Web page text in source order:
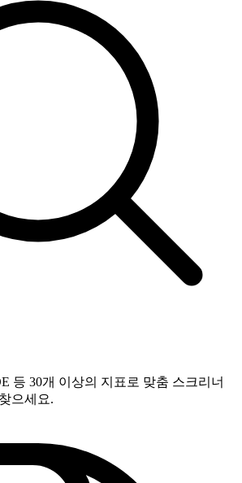
등 30개 이상의 지표로 맞춤 스크리너
으세요.